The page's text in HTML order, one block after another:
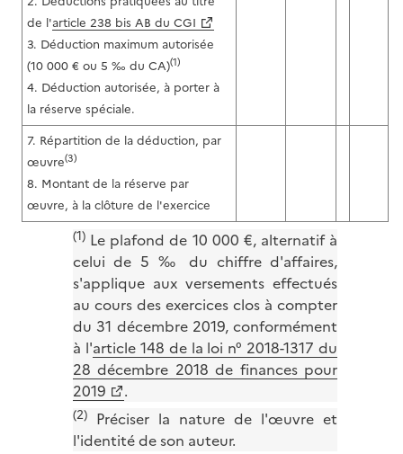
de l'article 238 bis AB du CGI
3. Déduction maximum autorisée
(10 000 € ou 5 ‰ du CA)(1)
4. Déduction autorisée, à porter à
la réserve spéciale.
7. Répartition de la déduction, par
œuvre(3)
8. Montant de la réserve par
œuvre, à la clôture de l'exercice
(1) Le plafond de 10 000 €, alternatif à
celui de 5 ‰ du chiffre d'affaires,
s'applique aux versements effectués
au cours des exercices clos à compter
du 31 décembre 2019, conformément
à l'article 148 de la loi n° 2018-1317 du
28 décembre 2018 de finances pour
2019
.
(2)Préciser la nature de l'œuvre et
l'identité de son auteur.